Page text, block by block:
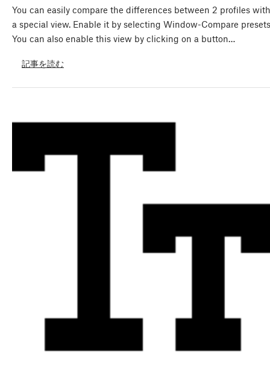
You can easily compare the differences between 2 profiles with
a special view. Enable it by selecting Window-Compare
You can also enable this view by clicking on a button…
記事を読む